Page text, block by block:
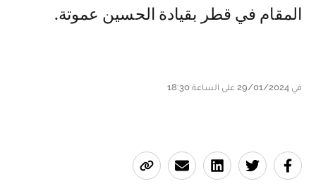
المقام في قطر بقيادة الحسين عموتة.
في 29/01/2024 على الساعة 18:30